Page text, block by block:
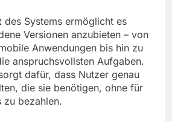
des Systems ermöglicht es
Versionen anzubieten – von
Anwendungen bis hin zu
anspruchsvollsten Aufgaben.
dafür, dass Nutzer genau
die sie benötigen, ohne für
zu bezahlen.